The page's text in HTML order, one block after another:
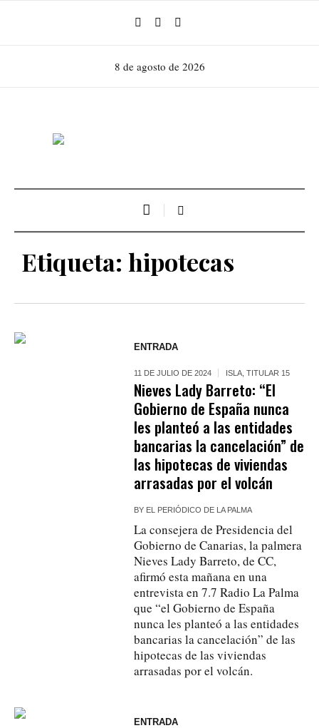
8 de agosto de 2026
Etiqueta: hipotecas
ENTRADA
11 DE JULIO DE 2024 ISLA ,TITULAR 15
Nieves Lady Barreto: “El
Gobierno de España nunca
les planteó a las entidades
bancarias la cancelación” de
las hipotecas de viviendas
arrasadas por el volcán
BY EL PERIÓDICO DE LA PALMA
La consejera de Presidencia del
Gobierno de Canarias, la palmera
Nieves Lady Barreto, de CC,
afirmó esta mañana en una
entrevista en 7.7 Radio La Palma
que “el Gobierno de España
nunca les planteó a las entidades
bancarias la cancelación” de las
hipotecas de las viviendas
arrasadas por el volcán.
ENTRADA